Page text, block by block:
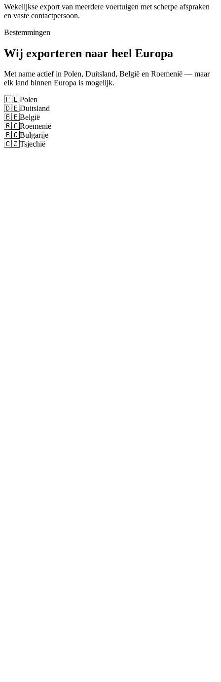
Wekelijkse export van meerdere voertuigen met scherpe afspraken
en vaste contactpersoon.
Bestemmingen
Wij exporteren naar heel Europa
Met name actief in Polen, Duitsland, België en Roemenië — maar
elk land binnen Europa is mogelijk.
🇵🇱Polen
🇩🇪Duitsland
🇧🇪België
🇷🇴Roemenië
🇧🇬Bulgarije
🇨🇿Tsjechië